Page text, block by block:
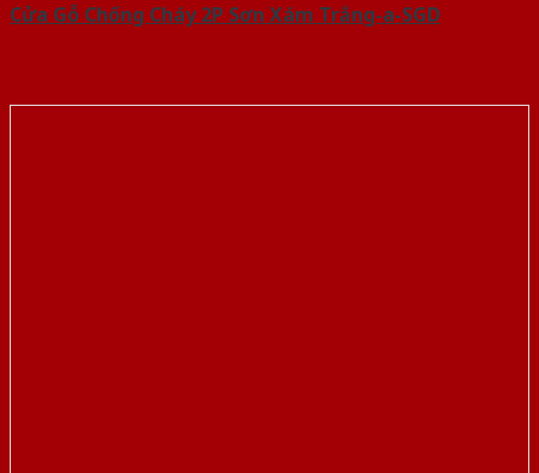
Cửa Gỗ Chống Cháy 2P Sơn Xám Trắng-a-SGD